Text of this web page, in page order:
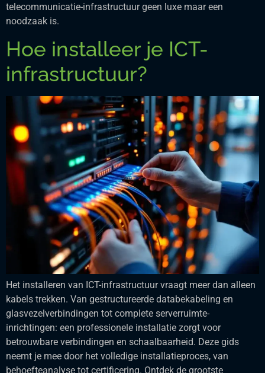
telecommunicatie-infrastructuur geen luxe maar een
noodzaak is.
Hoe installeer je ICT-
infrastructuur?
Het installeren van ICT-infrastructuur vraagt meer dan alleen
kabels trekken. Van gestructureerde databekabeling en
glasvezelverbindingen tot complete serverruimte-
inrichtingen: een professionele installatie zorgt voor
betrouwbare verbindingen en schaalbaarheid. Deze gids
neemt je mee door het volledige installatieproces, van
behoefteanalyse tot certificering. Ontdek de grootste